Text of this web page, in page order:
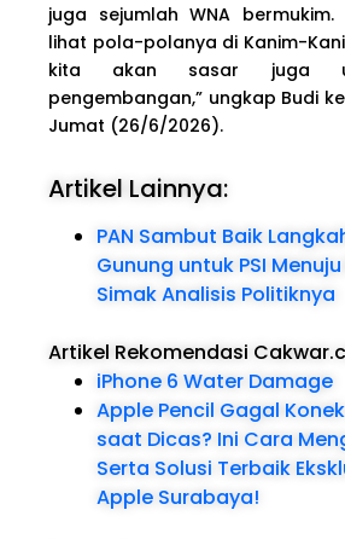
juga sejumlah WNA
lihat pola-polanya di Kanim-
kita akan sasar juga
pengembangan,” ungkap Budi
Jumat (26/6/2026).
Artikel Lainnya:
PAN Sambut Baik
Gunung untuk PSI
Simak Analisis Politiknya
Artikel Rekomendasi
iPhone 6 Water Damage
Apple Pencil Gagal
saat Dicas? Ini Cara
Serta Solusi Terbaik
Apple Surabaya!